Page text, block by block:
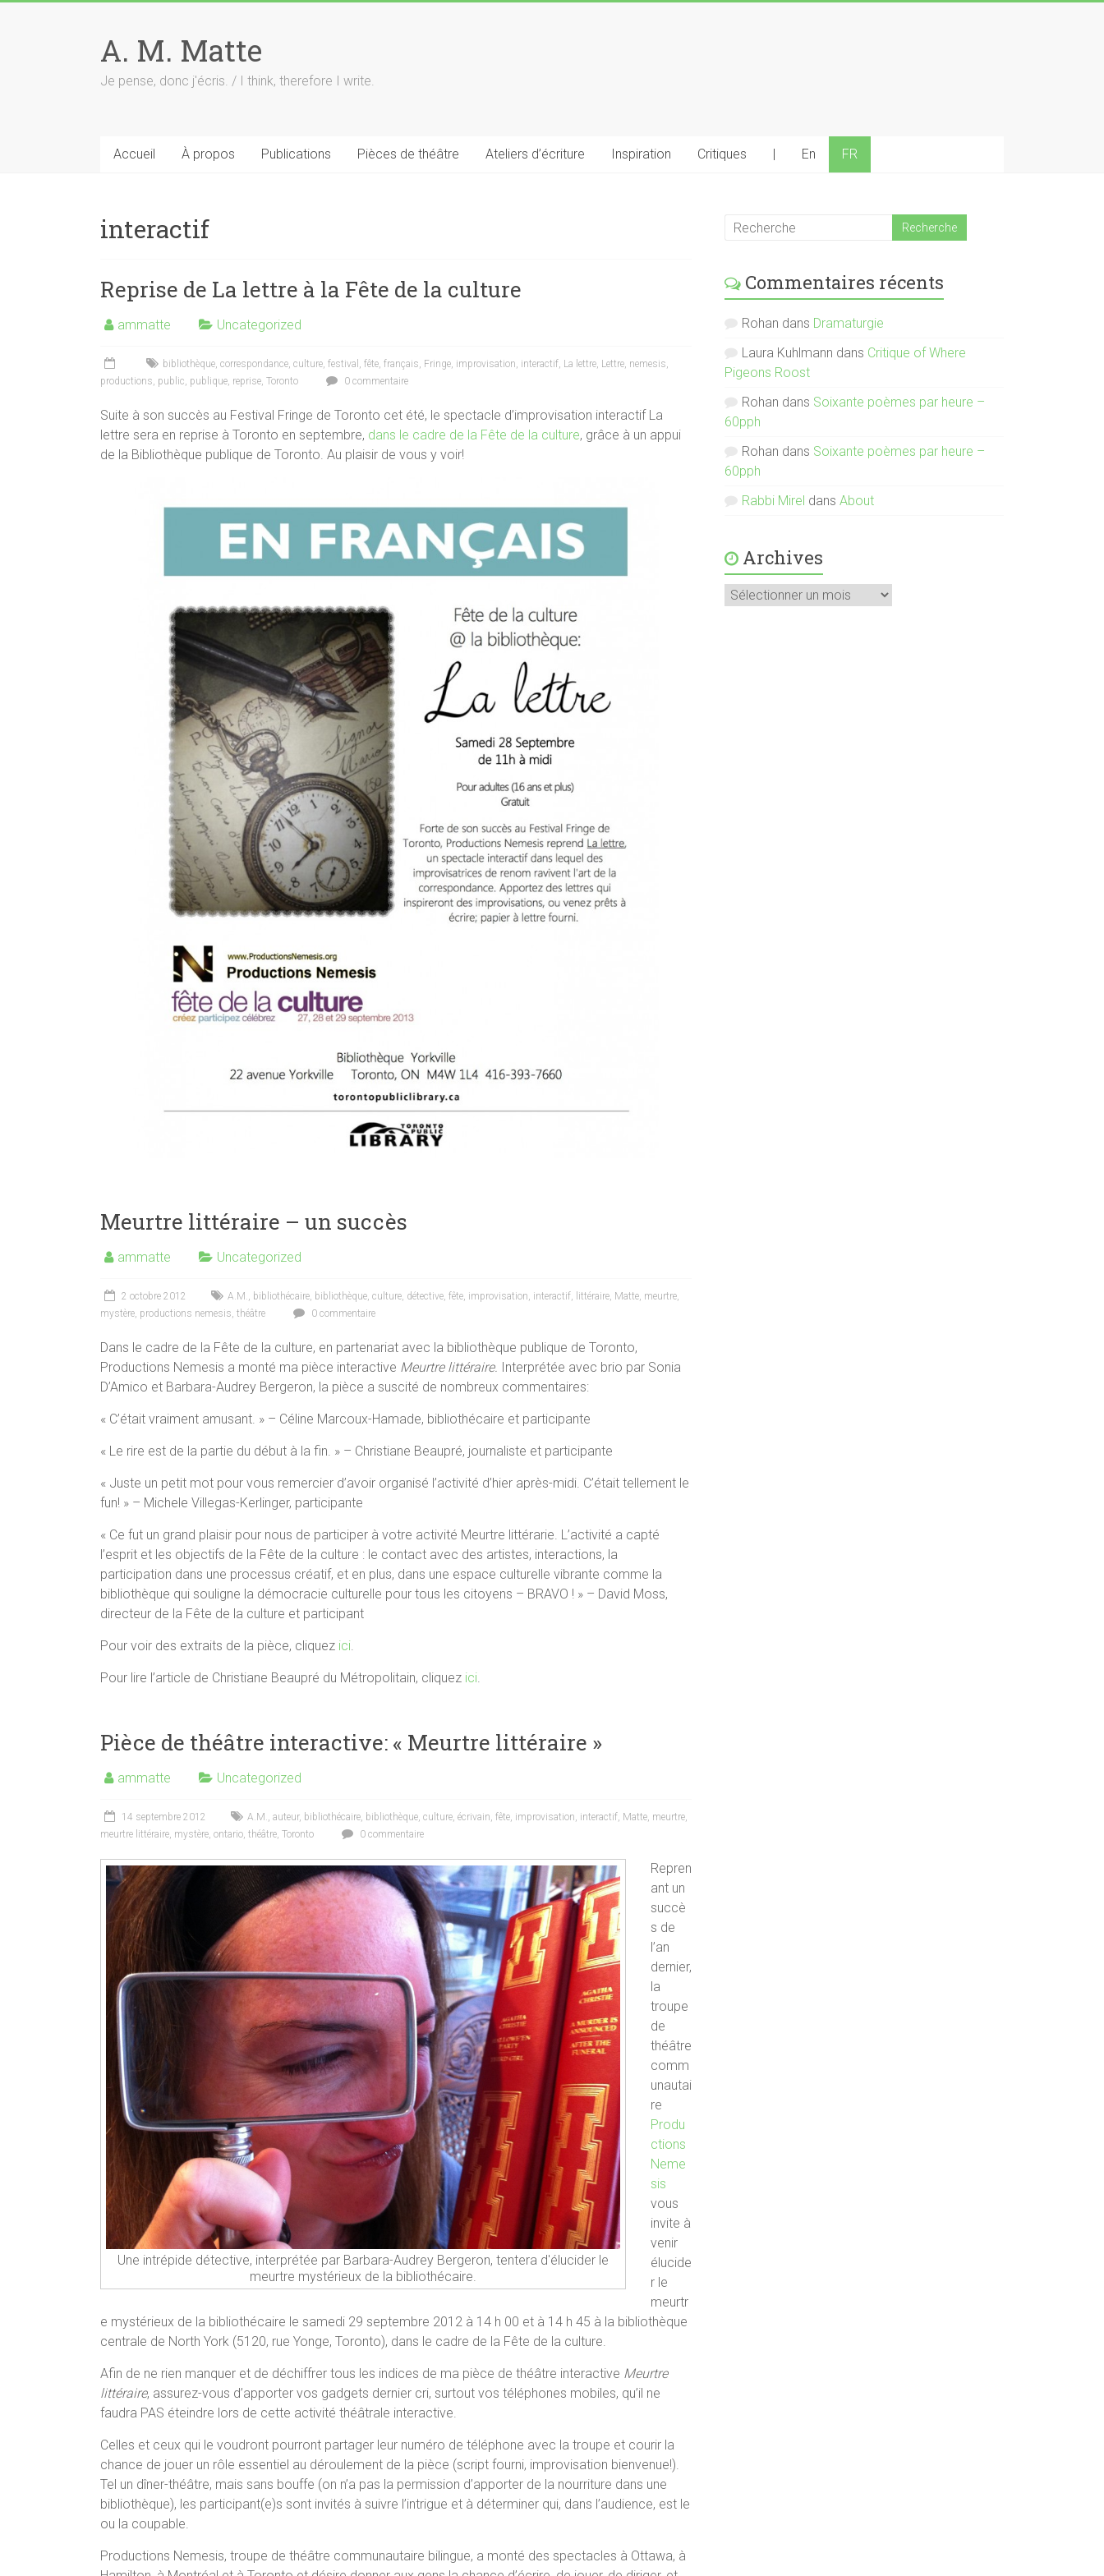
A. M. Matte
Je pense, donc j'écris. / I think, therefore I write.
Accueil À propos Publications Pièces de théâtre Ateliers d’écriture Inspiration Critiques | En FR
interactif
Reprise de La lettre à la Fête de la culture
ammatte Uncategorized
bibliothèque, correspondance, culture, festival , fête, français, Fringe, improvisation, interactif, La lettre, Lettre, nemesis,
productions, public, publique, reprise, Toronto 0 commentaire
Suite à son succès au Festival Fringe de Toronto cet été, le spectacle d’improvisation interactif La
lettre sera en reprise à Toronto en septembre, dans le cadre de la Fête de la culture, grâce à un appui
de la Bibliothèque publique de Toronto. Au plaisir de vous y voir!
Meurtre littéraire – un succès
ammatte Uncategorized
2 octobre 2012 A.M. bibliothécaire bibliothèque culture détective fête improvisation interactif littéraire Matte meurtre
mystère productions nemesis théâtre 0 commentaire
Dans le cadre de la Fête de la culture, en partenariat avec la bibliothèque publique de Toronto,
Productions Nemesis a monté ma pièce interactive Meurtre littéraire. Interprétée avec brio par Sonia
D’Amico et Barbara-Audrey Bergeron, la pièce a suscité de nombreux commentaires:
« C’était vraiment amusant. » – Céline Marcoux-Hamade, bibliothécaire et participante
« Le rire est de la partie du début à la fin. » – Christiane Beaupré, journaliste et participante
« Juste un petit mot pour vous remercier d’avoir organisé l’activité d’hier après-midi. C’était tellement le
fun! » – Michele Villegas-Kerlinger, participante
« Ce fut un grand plaisir pour nous de participer à votre activité Meurtre littérarie. L’activité a capté
l’esprit et les objectifs de la Fête de la culture : le contact avec des artistes, interactions, la
participation dans une processus créatif, et en plus, dans une espace culturelle vibrante comme la
bibliothèque qui souligne la démocracie culturelle pour tous les citoyens – BRAVO ! » – David Moss,
directeur de la Fête de la culture et participant
Pour voir des extraits de la pièce, cliquez ici
Pour lire l’article de Christiane Beaupré du Métropolitain, cliquez ici
Pièce de théâtre interactive: « Meurtre littéraire »
ammatte Uncategorized
14 septembre 2012 A.M. auteur, bibliothécaire bibliothèque culture écrivain fête improvisation interactif Matte meurtre
meurtre littéraire mystère ontario théâtre Toronto 0 commentaire
Une intrépide détective, interprétée par Barbara-Audrey Bergeron, tentera d'élucider le
meurtre mystérieux de la bibliothécaire.
Repren
ant un
succè
s de
l’an
dernier,
la
troupe
de
théâtre
comm
unautai
re
Produ
ctions
Neme
sis
vous
invite à
venir
élucide
r le
meurtr
e mystérieux de la bibliothécaire le samedi 29 septembre 2012 à 14 h 00 et à 14 h 45 à la bibliothèque
centrale de North York (5120, rue Yonge, Toronto), dans le cadre de la Fête de la culture.
Afin de ne rien manquer et de déchiffrer tous les indices de ma pièce de théâtre interactive Meurtre
littéraire, assurez-vous d’apporter vos gadgets dernier cri, surtout vos téléphones mobiles, qu’il ne
faudra PAS éteindre lors de cette activité théâtrale interactive.
Celles et ceux qui le voudront pourront partager leur numéro de téléphone avec la troupe et courir la
chance de jouer un rôle essentiel au déroulement de la pièce (script fourni, improvisation bienvenue!).
Tel un dîner-théâtre, mais sans bouffe (on n’a pas la permission d’apporter de la nourriture dans une
bibliothèque), les participant(e)s sont invités à suivre l’intrigue et à déterminer qui, dans l’audience, est le
ou la coupable.
Productions Nemesis, troupe de théâtre communautaire bilingue, a monté des spectacles à Ottawa, à
Commentaires récents
Rohan dans Dramaturgie
Laura Kuhlmann dans Critique of Where
Pigeons Roost
Rohan dans Soixante poèmes par heure –
60pph
Rohan dans Soixante poèmes par heure –
60pph
Rabbi Mirel dansAbout
Archives
Archives